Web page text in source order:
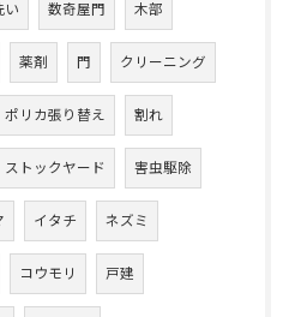
い 数奇屋門 木部
薬剤 門 クリーニング
ポリカ張り替え 割れ
ストックヤード 害虫駆除
イタチ ネズミ
コウモリ 戸建